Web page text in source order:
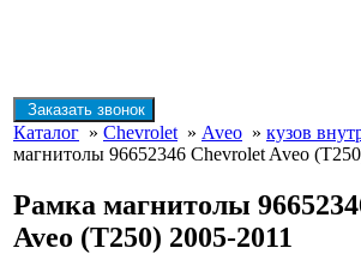
Заказать звонок
Каталог » Chevrolet » Aveo » кузов
магнитолы 96652346 Chevrolet Aveo
Рамка магнитолы
Aveo (T250) 2005-2011